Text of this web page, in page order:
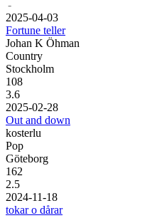
-
2025-04-03
Fortune teller
Johan K Öhman
Country
Stockholm
108
3.6
2025-02-28
Out and down
kosterlu
Pop
Göteborg
162
2.5
2024-11-18
tokar o dårar